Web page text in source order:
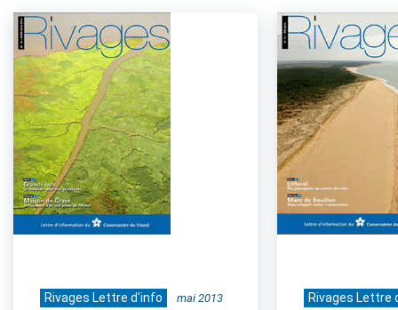
Rivages Lettre d'info mai 2013 Rivages Lettre